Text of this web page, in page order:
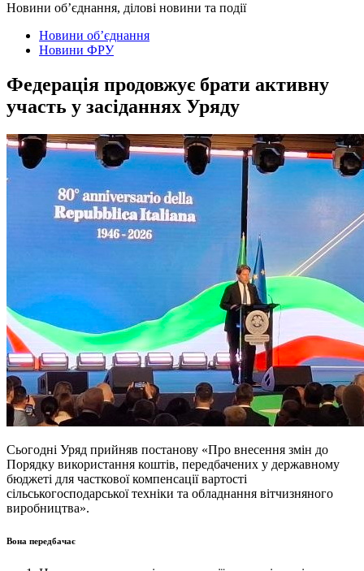
Новини об’єднання, ділові новини та події
Новини об’єднання
Новини ФРУ
Федерація продовжує брати активну
участь у засіданнях Уряду
Сьогодні Уряд прийняв постанову «Про внесення змін до
Порядку використання коштів, передбачених у державному
бюджеті для часткової компенсації вартості
сільськогосподарської техніки та обладнання вітчизняного
виробництва».
Вона передбачає